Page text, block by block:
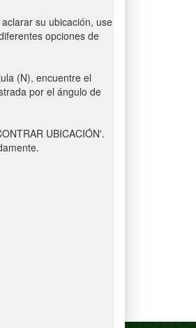
su ubicación, use
opciones de
(N), encuentre el
por el ángulo de
UBICACIÓN'.